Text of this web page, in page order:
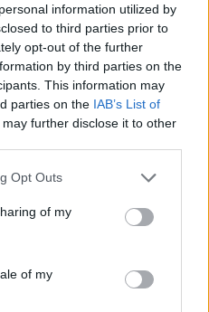
information utilized by
to third parties prior to
opt-out of the further
by third parties on the
This information may
parties on the IAB’s List of
may further disclose it to other
Opt Outs
of my
of my